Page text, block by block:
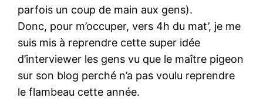
parfois un coup de main aux gens).
Donc, pour m’occuper, vers 4h du mat’, je me
suis mis à reprendre cette super idée
d’interviewer les gens vu que le maître pigeon
sur son blog perché n’a pas voulu reprendre
le flambeau cette année.